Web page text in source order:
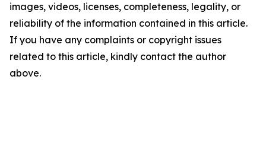
images, videos, licenses, completeness, legality, or
reliability of the information contained in this article.
If you have any complaints or copyright issues
related to this article, kindly contact the author
above.